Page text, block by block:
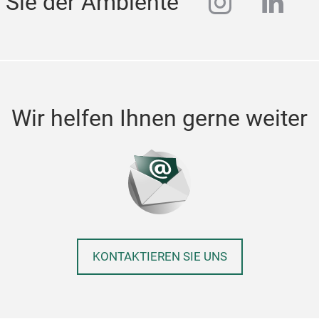
Wir helfen Ihnen gerne weiter
KONTAKTIEREN SIE UNS